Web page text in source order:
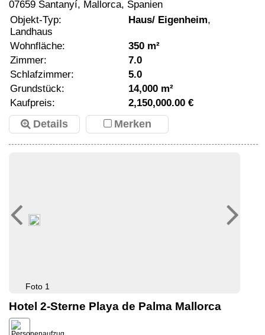
07659 Santanyí, Mallorca, Spanien
Objekt-Typ:
Haus/ Eigenheim,
Landhaus
Wohnfläche:
350 m²
Zimmer:
7.0
Schlafzimmer:
5.0
Grundstück:
14,000 m²
Kaufpreis:
2,150,000.00 €
Details Merken
Foto 1
Hotel 2-Sterne Playa de Palma Mallorca